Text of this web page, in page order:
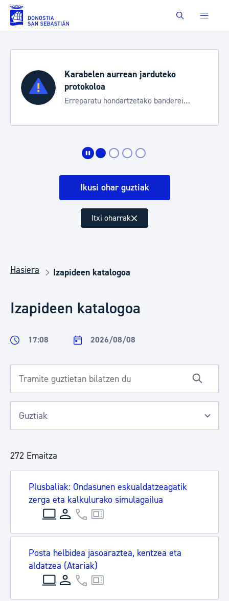
Eduki nagusira joan Buscar
Karabelen aurrean jarduteko
protokoloa
Erreparatu hondartzetako banderei
Ikusi ohar guztiak
Itxi oharrak
Hasiera Izapideen katalogoa
Izapideen katalogoa
17:08 2026/08/08
272 Emaitza
Plusbaliak: Ondasunen eskualdatzeagatik
zerga eta kalkulurako simulagailua
Posta helbidea jasoaraztea, kentzea eta
aldatzea (Atariak)